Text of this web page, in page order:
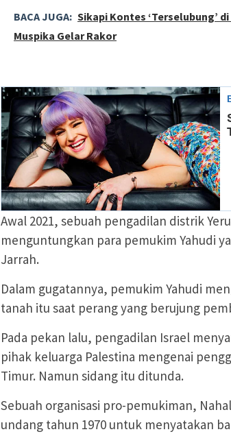
BACA JUGA: Sikapi Kontes ‘Terselubung’
Muspika Gelar Rakor
Awal 2021, sebuah pengadilan distrik
menguntungkan para pemukim Yahudi
Jarrah.
Dalam gugatannya, pemukim Yahudi
tanah itu saat perang yang berujung
Pada pekan lalu, pengadilan Israel
pihak keluarga Palestina mengenai
Timur. Namun sidang itu ditunda.
Sebuah organisasi pro-pemukiman,
undang tahun 1970 untuk menyatakan